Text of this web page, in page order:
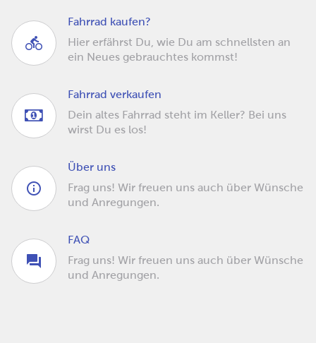
Fahrrad kaufen?
Hier erfährst Du, wie Du am schnellsten an
ein Neues gebrauchtes kommst!
Fahrrad verkaufen
Dein altes Fahrrad steht im Keller? Bei uns
wirst Du es los!
Über uns
Frag uns! Wir freuen uns auch über Wünsche
und Anregungen.
FAQ
Frag uns! Wir freuen uns auch über Wünsche
und Anregungen.